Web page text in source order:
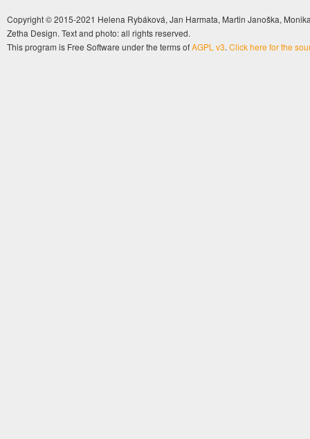
Copyright © 2015-2021 Helena Rybáková, Jan Harmata, Martin Janoška,
Zetha Design. Text and photo: all rights reserved.
This program is Free Software under the terms ofAGPL v3. Click here for the